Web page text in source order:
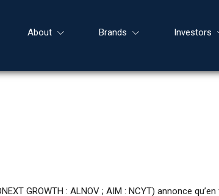
About Brands Investors
GROWTH : ALNOV ; AIM : NCYT) annonce